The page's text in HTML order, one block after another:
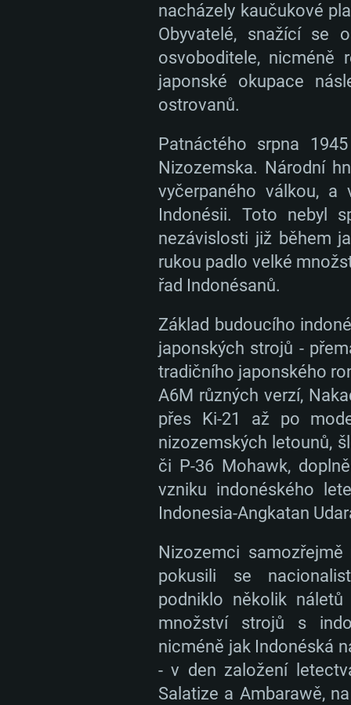
Minimální
OS: Windows 10 (64bitový)
Procesor: Dual-Core 2.2 GHz
Minimální
OS: Mac OS Big Sur 11.0 nebo
Procesor: Core i5 (Intel Xeon
Minimální
OS: Většina moderních
nacházely kaučukové
Obyvatelé, snažící se
osvoboditele, nicméně
japonské okupace
ostrovanů.
Patnáctého srpna
Nizozemska. Národní
vyčerpaného válkou, a
Indonésii. Toto nebyl
nezávislosti již během
rukou padlo velké
řad Indonésanů.
Základ budoucího
japonských strojů -
tradičního japonského
A6M různých verzí,
přes Ki-21 až po
nizozemských letounů,
či P-36 Mohawk,
vzniku indonéského
Indonesia-Angkatan
Nizozemci
pokusili se
podniklo několik
množství strojů s
nicméně jak Indonéská
- v den založení
Salatize a Ambarawě,